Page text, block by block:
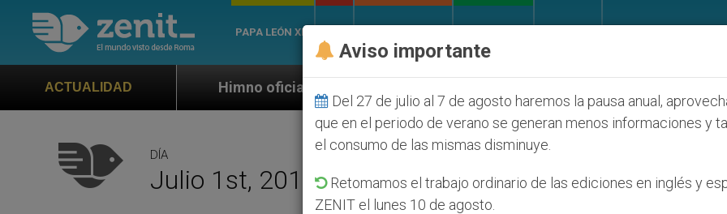
PAPA LEÓN XIV
ACTUALIDAD
Himno oficial de la Jornada Mundial de la Juventud Seúl 2027 ONU se pronuncia ante
DÍA
Julio 1st, 2014
Aviso importante
Del 27 de julio al 7 de agosto haremos la pausa anual,
que en el periodo de verano se generan menos informaciones y
el consumo de las mismas disminuye.
Retomamos el trabajo ordinario de las ediciones en inglés y
ZENIT el lunes 10 de agosto.